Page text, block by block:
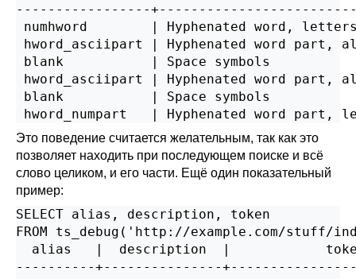
-----------------
numhword        | Hyphenated word,
hword_asciipart | Hyphenated word
blank           | Space symbols
hword_asciipart | Hyphenated word
blank           | Space symbols
Это поведение считается желательным, так как это
позволяет находить при последующем поиске и всё
слово целиком, и его части. Ещё один показательный
пример:
SELECT alias, description, token
FROM ts_debug('http://example.com/stuff/
alias   |  description  |
----------+---------------